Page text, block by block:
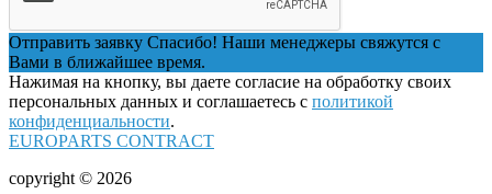
Отправить заявку Спасибо! Наши менеджеры свяжутся с
Вами в ближайшее время.
Нажимая на кнопку, вы даете согласие на обработку своих
персональных данных и соглашаетесь с политикой
конфиденциальности.
EUROPARTS CONTRACT
copyright © 2026